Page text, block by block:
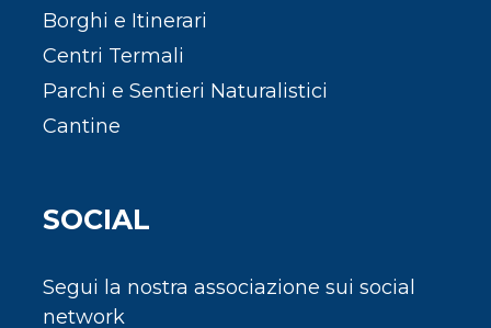
Borghi e Itinerari
Centri Termali
Parchi e Sentieri Naturalistici
Cantine
SOCIAL
Segui la nostra associazione sui social
network